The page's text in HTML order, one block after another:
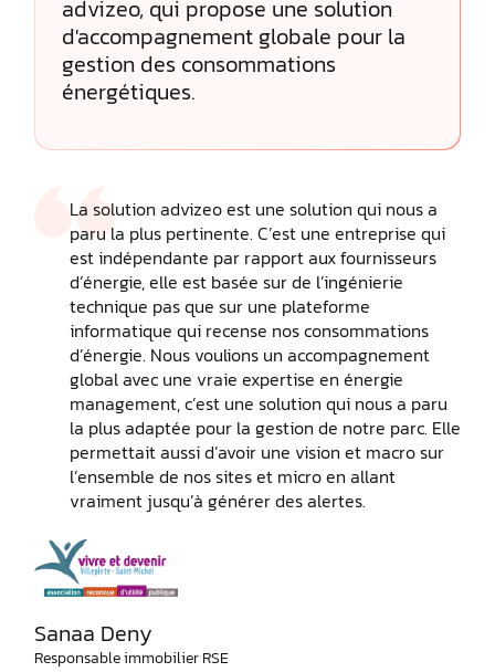
advizeo, qui propose une solution
d'accompagnement globale pour la
gestion des consommations
énergétiques.
La solution advizeo est une solution qui nous a
paru la plus pertinente. C’est une entreprise qui
est indépendante par rapport aux fournisseurs
d’énergie, elle est basée sur de l’ingénierie
technique pas que sur une plateforme
informatique qui recense nos consommations
d’énergie. Nous voulions un accompagnement
global avec une vraie expertise en énergie
management, c’est une solution qui nous a paru
la plus adaptée pour la gestion de notre parc. Elle
permettait aussi d’avoir une vision et macro sur
l’ensemble de nos sites et micro en allant
vraiment jusqu’à générer des alertes.
Sanaa Deny
Responsable immobilier RSE